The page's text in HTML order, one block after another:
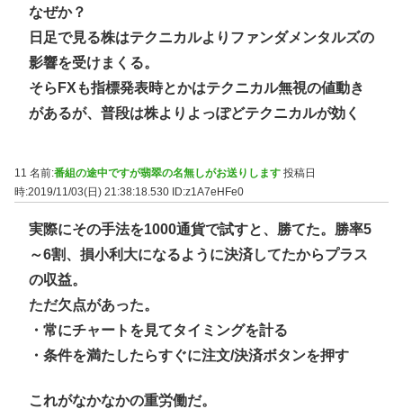
なぜか？
日足で見る株はテクニカルよりファンダメンタルズの
影響を受けまくる。
そらFXも指標発表時とかはテクニカル無視の値動き
があるが、普段は株よりよっぽどテクニカルが効く
11 名前:番組の途中ですが翡翠の名無しがお送りします 投稿日
時:2019/11/03(日) 21:38:18.530 ID:z1A7eHFe0
実際にその手法を1000通貨で試すと、勝てた。勝率5
～6割、損小利大になるように決済してたからプラス
の収益。
ただ欠点があった。
・常にチャートを見てタイミングを計る
・条件を満たしたらすぐに注文/決済ボタンを押す
これがなかなかの重労働だ。